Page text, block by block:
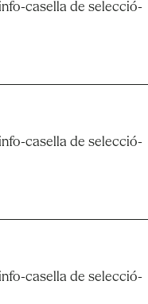
casella de selecció-
casella de selecció-
casella de selecció-